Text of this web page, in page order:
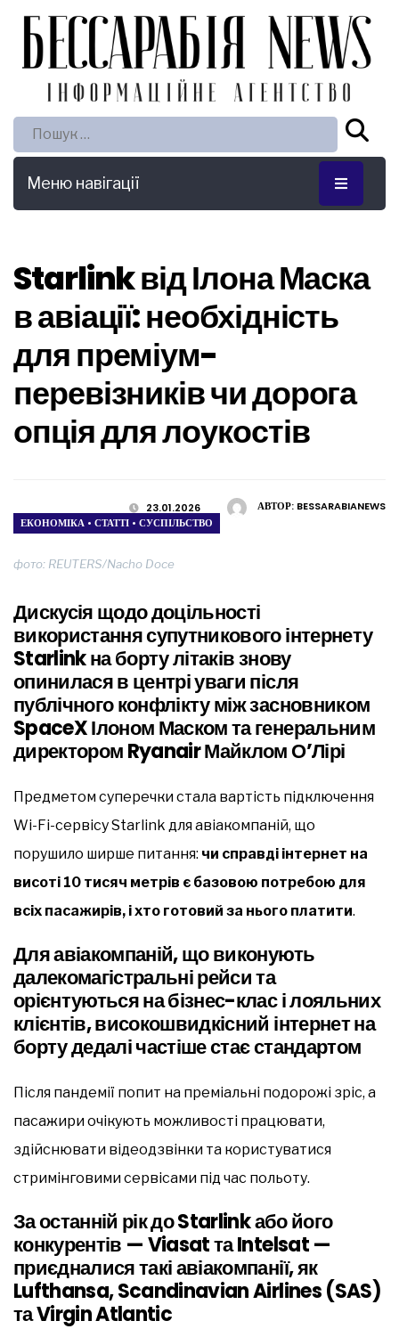
Пошук:
Меню навігації
Starlink від Ілона Маска
в авіації: необхідність
для преміум-
перевізників чи дорога
опція для лоукостів
АВТОР: BESSARABIANEWS
23.01.2026
ЕКОНОМІКА • СТАТТІ • СУСПІЛЬСТВО
фото: REUTERS/Nacho Doce
Дискусія щодо доцільності
використання супутникового інтернету
Starlink на борту літаків знову
опинилася в центрі уваги після
публічного конфлікту між засновником
SpaceX Ілоном Маском та генеральним
директором Ryanair Майклом О’Лірі
Предметом суперечки стала вартість підключення
Wi-Fi-сервісу Starlink для авіакомпаній, що
порушило ширше питання: чи справді інтернет на
висоті 10 тисяч метрів є базовою потребою для
всіх пасажирів, і хто готовий за нього платити.
Для авіакомпаній, що виконують
далекомагістральні рейси та
орієнтуються на бізнес-клас і лояльних
клієнтів, високошвидкісний інтернет на
борту дедалі частіше стає стандартом
Після пандемії попит на преміальні подорожі зріс, а
пасажири очікують можливості працювати,
здійснювати відеодзвінки та користуватися
стримінговими сервісами під час польоту.
За останній рік до Starlink або його
конкурентів — Viasat та Intelsat —
приєдналися такі авіакомпанії, як
Lufthansa, Scandinavian Airlines (SAS)
та Virgin Atlantic